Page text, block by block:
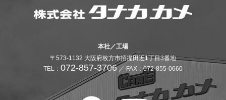
本社／工場
〒573-1132 大阪府枚方市招提田近1丁目3番地
TEL： 072-857-3706／ FAX：072-855-0660